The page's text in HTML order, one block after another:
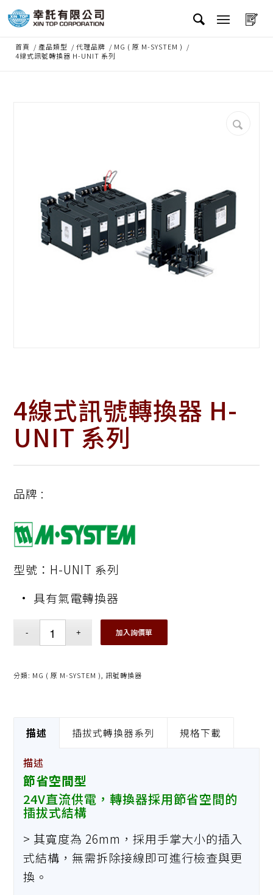
首頁 / 產品類型 / 代理品牌 / MG ( 原 M-SYSTEM ) /
4線式訊號轉換器 H-UNIT 系列
4線式訊號轉換器 H-
UNIT 系列
品牌 :
型號：H-UNIT 系列
• 具有氣電轉換器
加入詢價單
分類: MG ( 原 M-SYSTEM ) 訊號轉換器
描述 插拔式轉換器系列 規格下載
描述
節省空間型
24V直流供電，轉換器採用節省空間的
插拔式結構
> 其寬度為 26mm，採用手掌大小的插入
式結構，無需拆除接線即可進行檢查與更
換。